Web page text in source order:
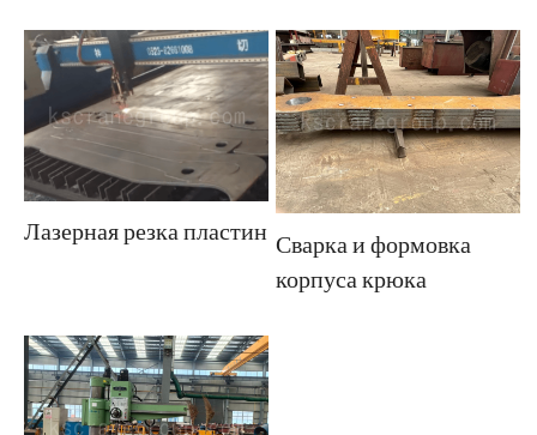
Лазерная резка пластин Сварка и формовка
корпуса крюка